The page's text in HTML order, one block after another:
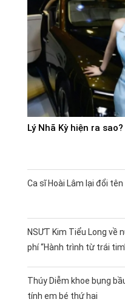
Lý Nhã Kỳ hiện ra sao?
Ca sĩ Hoài Lâm lại đổi tên
NSƯT Kim Tiểu Long về
phí “Hành trình từ trái
Thúy Diễm khoe bụng
tính em bé thứ hai